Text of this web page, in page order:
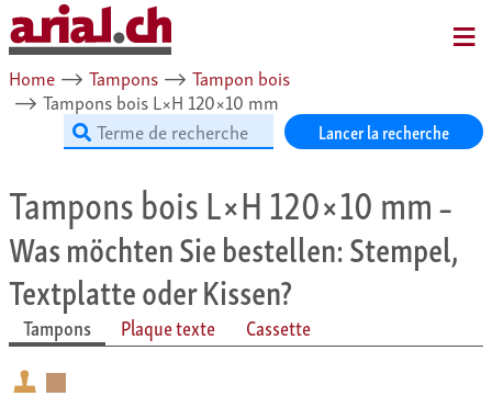
Home ⟶ Tampons ⟶ Tampon bois
⟶ Tampons bois L×H 120×10 mm
Lancer la recherche
Tampons bois L×H 120×10 mm–
Was möchten Sie bestellen: Stempel,
Textplatte oder Kissen?
Tampons Plaque texte Cassette